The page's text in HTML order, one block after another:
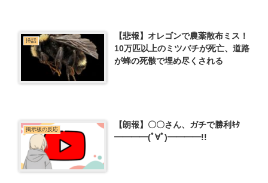
挿話
【悲報】オレゴンで農薬散布ミス！
10万匹以上のミツバチが死亡、道路
が蜂の死骸で埋め尽くされる
掲示板の反応
【朗報】〇〇さん、ガチで勝利ｷﾀ
━━━━(ﾟ∀ﾟ)━━━━!!